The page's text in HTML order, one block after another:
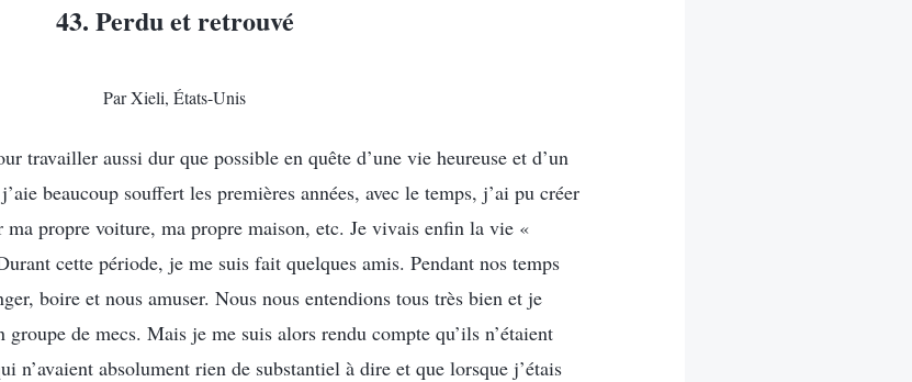
43. Perdu et retrouvé
Par Xieli, États-Unis
travailler aussi dur que possible en quête d’une vie heureuse et d’un
beaucoup souffert les premières années, avec le temps, j’ai pu créer
ma propre voiture, ma propre maison, etc. Je vivais enfin la vie «
cette période, je me suis fait quelques amis. Pendant nos temps
boire et nous amuser. Nous nous entendions tous très bien et je
de mecs. Mais je me suis alors rendu compte qu’ils n’étaient
n’avaient absolument rien de substantiel à dire et que lorsque j’étais